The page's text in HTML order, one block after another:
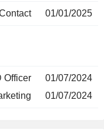
01/01/2025
Officer
01/07/2024
01/07/2024